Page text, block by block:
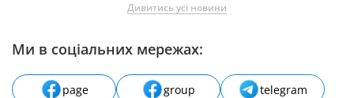
Дивитись усі новини
Ми в соціальних мережах:
page group
telegram